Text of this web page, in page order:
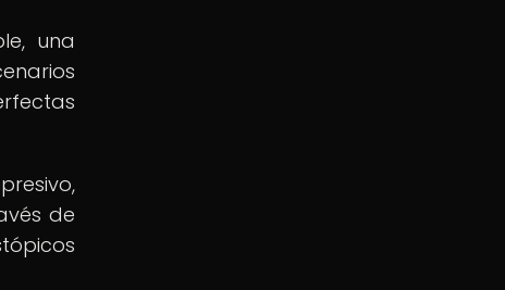
una
de